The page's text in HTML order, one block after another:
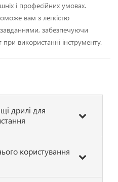
і професійних умовах.
вам з легкістю
забезпечуючи
при використанні інструменту.
дрилі для
користування